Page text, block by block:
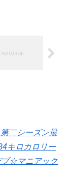
二シーズン最
キロカロリー
ブ☆マニアック